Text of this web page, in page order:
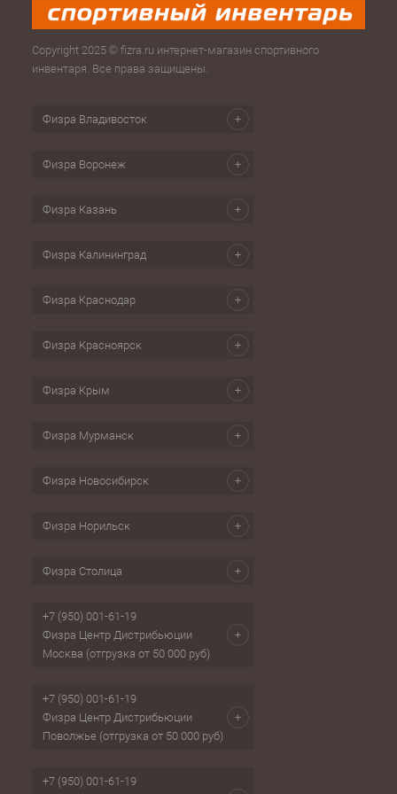
Copyright 2025 © fizra.ru интернет-магазин спортивного
инвентаря. Все права защищены.
Физра Владивосток
Физра Воронеж
Физра Казань
Физра Калининград
Физра Краснодар
Физра Красноярск
Физра Крым
Физра Мурманск
Физра Новосибирск
Физра Норильск
Физра Столица
+7 (950) 001-61-19
Физра Центр Дистрибьюции
Москва (отгрузка от 50 000 руб)
+7 (950) 001-61-19
Физра Центр Дистрибьюции
Поволжье (отгрузка от 50 000 руб)
+7 (950) 001-61-19